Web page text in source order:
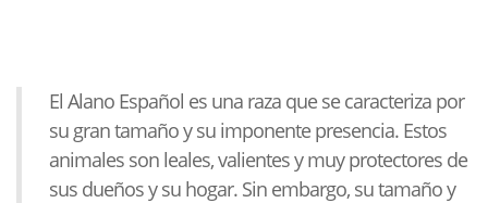
El Alano Español es una raza que se caracteriza por
su gran tamaño y su imponente presencia. Estos
animales son leales, valientes y muy protectores de
sus dueños y su hogar. Sin embargo, su tamaño y